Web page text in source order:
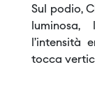
Sul podio,
l’intensità
tocca